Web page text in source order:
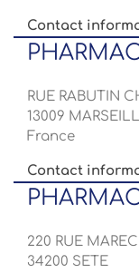
Contact
RUE RABUTIN
13009
France
Contact
220 RUE
34200 SETE